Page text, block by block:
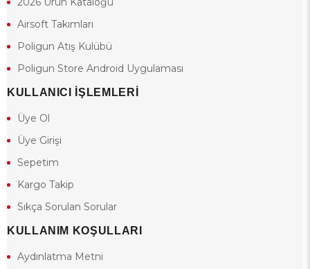
Airsoft Takımları
Poligun Atış Kulübü
Poligun Store Android Uygulaması
KULLANICI İŞLEMLERİ
Üye Ol
Üye Girişi
Sepetim
Kargo Takip
Sıkça Sorulan Sorular
KULLANIM KOŞULLARI
Aydınlatma Metni